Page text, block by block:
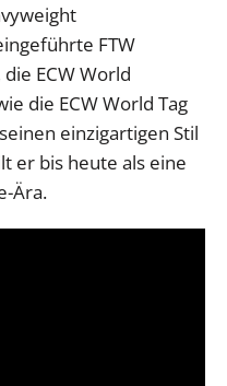
FTW
ECW World
die ECW World Tag
einzigartigen Stil
er bis heute als eine
Ära.